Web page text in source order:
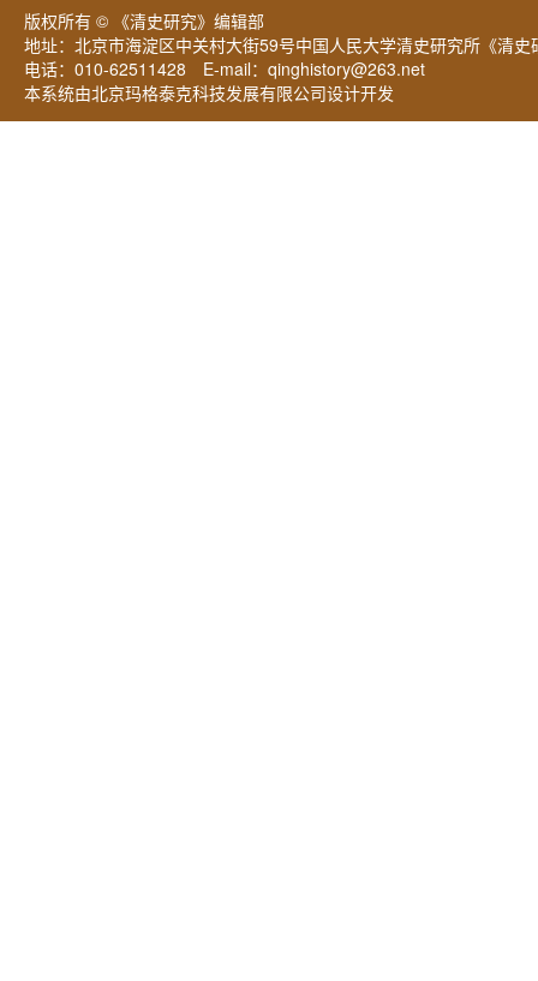
版权所有 © 《清史研究》编辑部
地址：北京市海淀区中关村大街59号中国人民大学清史研究所《
电话：010-62511428 E-mail： qinghistory@263.net
本系统由北京玛格泰克科技发展有限公司设计开发